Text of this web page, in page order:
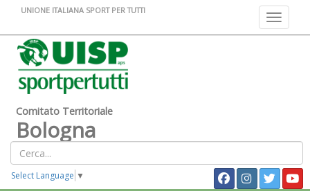
Toggle
UNIONE ITALIANA SPORT PER TUTTI
Comitato Territoriale
Bologna
Select Language ▼